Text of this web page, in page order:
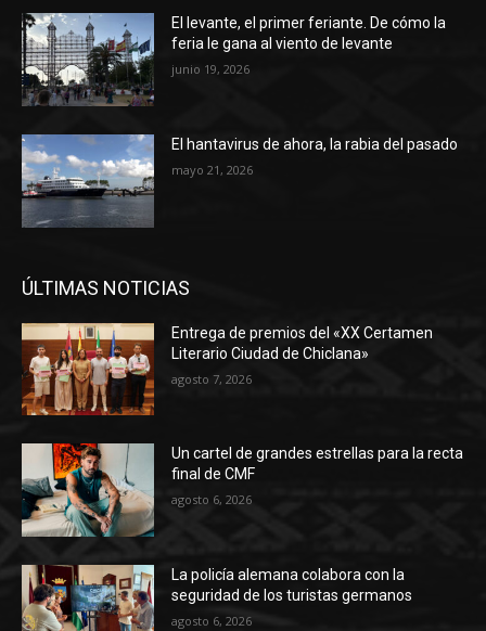
El levante, el primer feriante. De cómo la
feria le gana al viento de levante
junio 19, 2026
El hantavirus de ahora, la rabia del pasado
mayo 21, 2026
ÚLTIMAS NOTICIAS
Entrega de premios del «XX Certamen
Literario Ciudad de Chiclana»
agosto 7, 2026
Un cartel de grandes estrellas para la recta
final de CMF
agosto 6, 2026
La policía alemana colabora con la
seguridad de los turistas germanos
agosto 6, 2026